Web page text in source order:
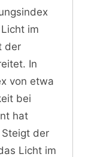
im
der
In
von etwa
bei
hat
der
Licht im